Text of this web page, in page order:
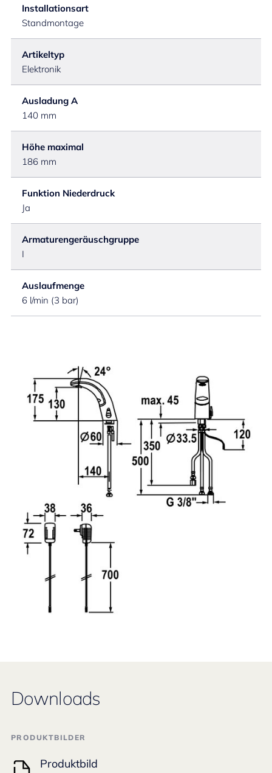
Installationsart
Standmontage
Artikeltyp
Elektronik
Ausladung A
140 mm
Höhe maximal
186 mm
Funktion Niederdruck
Ja
Armaturengeräuschgruppe
I
Auslaufmenge
6 l/min (3 bar)
Downloads
PRODUKTBILDER
Produktbild